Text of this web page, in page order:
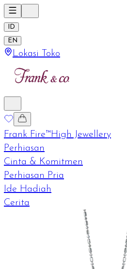
ID
EN
Lokasi Toko
Frank Fire™High Jewellery
Perhiasan
Cinta & Komitmen
Perhiasan Pria
Ide Hadiah
Cerita